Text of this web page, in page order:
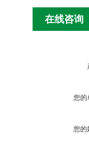
在线咨询
您的
您的